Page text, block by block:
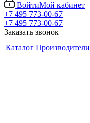
ВойтиМой кабинет
+7 495 773-00-67
+7 495 773-00-67
Заказать звонок
Каталог Производители